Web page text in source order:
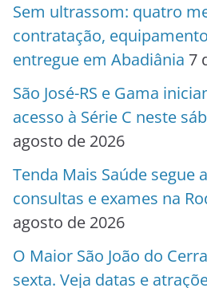
Sem ultrassom: quatro
contratação,
entregue em Abadiânia 7
São José-RS e Gama
acesso à Série C neste
agosto de 2026
Tenda Mais Saúde segue
consultas e exames na
agosto de 2026
O Maior São João do
sexta. Veja datas e